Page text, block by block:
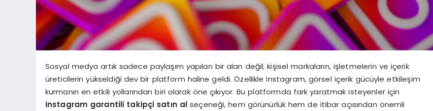
Sosyal medya artık sadece paylaşım yapılan bir alan değil; kişisel markaların, işletmelerin ve içerik
üreticilerin yükseldiği dev bir platform haline geldi. Özellikle Instagram, görsel içerik gücüyle etkileşim
kurmanın en etkili yollarından biri olarak öne çıkıyor. Bu platformda fark yaratmak isteyenler için
instagram garantili takipçi satın al seçeneği, hem görünürlük hem de itibar açısından önemli